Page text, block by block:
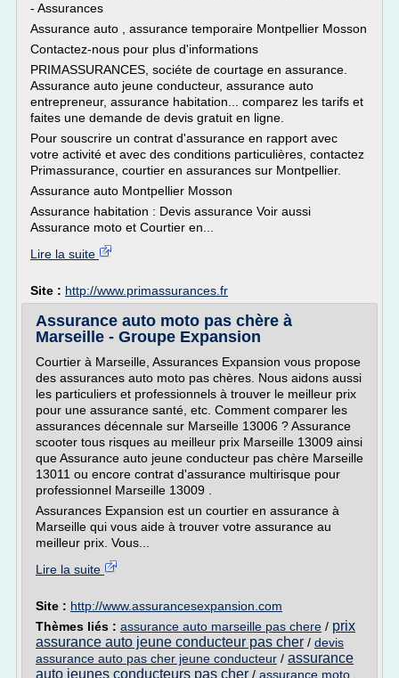
- Assurances
Assurance auto , assurance temporaire Montpellier Mosson
Contactez-nous pour plus d'informations
PRIMASSURANCES, sociéte de courtage en assurance.
Assurance auto jeune conducteur, assurance auto
entrepreneur, assurance habitation... comparez les tarifs et
faites une demande de devis gratuit en ligne.
Pour souscrire un contrat d'assurance en rapport avec
votre activité et avec des conditions particulières, contactez
Primassurance, courtier en assurances sur Montpellier.
Assurance auto Montpellier Mosson
Assurance habitation : Devis assurance Voir aussi
Assurance moto et Courtier en...
Lire la suite
Site : http://www.primassurances.fr
Assurance auto moto pas chère à
Marseille - Groupe Expansion
Courtier à Marseille, Assurances Expansion vous propose
des assurances auto moto pas chères. Nous aidons aussi
les particuliers et professionnels à trouver le meilleur prix
pour une assurance santé, etc. Comment comparer les
assurances décennale sur Marseille 13006 ? Assurance
scooter tous risques au meilleur prix Marseille 13009 ainsi
que Assurance auto jeune conducteur pas chère Marseille
13011 ou encore contrat d'assurance multirisque pour
professionnel Marseille 13009 .
Assurances Expansion est un courtier en assurance à
Marseille qui vous aide à trouver votre assurance au
meilleur prix. Vous...
Lire la suite
Site : http://www.assurancesexpansion.com
Thèmes liés : assurance auto marseille pas chere / prix
assurance auto jeune conducteur pas cher / devis
assurance auto pas cher jeune conducteur / assurance
auto jeunes conducteurs pas cher / assurance moto